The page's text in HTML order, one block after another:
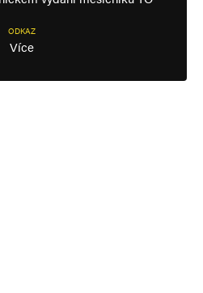
ODKAZ
Více